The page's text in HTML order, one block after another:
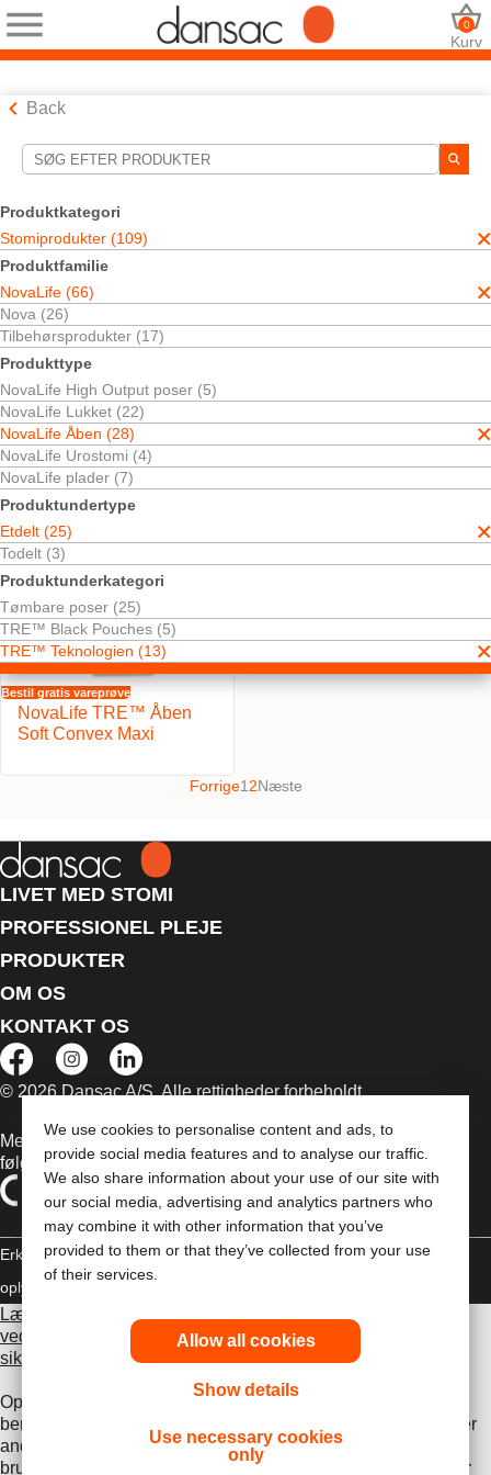
We use cookies to personalise content and ads, to
provide social media features and to analyse our traffic.
We also share information about your use of our site with
our social media, advertising and analytics partners who
may combine it with other information that you’ve
provided to them or that they’ve collected from your use
of their services.
Allow all cookies
Show details
Use necessary cookies
only
Kurv
0
Back
Produktkategori
Stomiprodukter (109)
Produktfamilie
NovaLife (66)
Nova (26)
Tilbehørsprodukter (17)
Produkttype
NovaLife High Output poser (5)
NovaLife Lukket (22)
NovaLife Åben (28)
NovaLife Urostomi (4)
NovaLife plader (7)
Produktundertype
Etdelt (25)
Todelt (3)
Produktunderkategori
Tømbare poser (25)
TRE™ Black Pouches (5)
TRE™ Teknologien (13)
Søgeværktøjer
Dine valg:
Stomiprodukter
NovaLife
NovaLife Åben
Etdelt
TRE™ Teknologien
Dit valg matchede13resultater
Sortér efter:
Bestil gratis vareprøve
NovaLife TRE™ Åben
Soft Convex Maxi
Forrige1 2Næste
LIVET MED STOMI
PROFESSIONEL PLEJE
PRODUKTER
OM OS
KONTAKT OS
© 2026 Dansac A/S. Alle rettigheder forbeholdt.
Medicinsk udstyr, der sælges i EU, er mærket med et af
følgende symboler
Erklæring om copyright Politik til beskyttelse af personlige
oplysninger
Læs venligst brugsvejledningen inden brug for information
vedrørende brug, kontraindikationer, advarsler,
sikkerhedsforanstaltninger og instruktioner.
Oplysningerne heri udgør ikke lægehjælp, og de er ikke
beregnet som erstatning for rådgivning fra din egen læge eller
andre udbydere af sundhedsydelser. Oplysningerne må ikke
bruges som hjælp ved behov for akut lægehjælp. Hvis du har